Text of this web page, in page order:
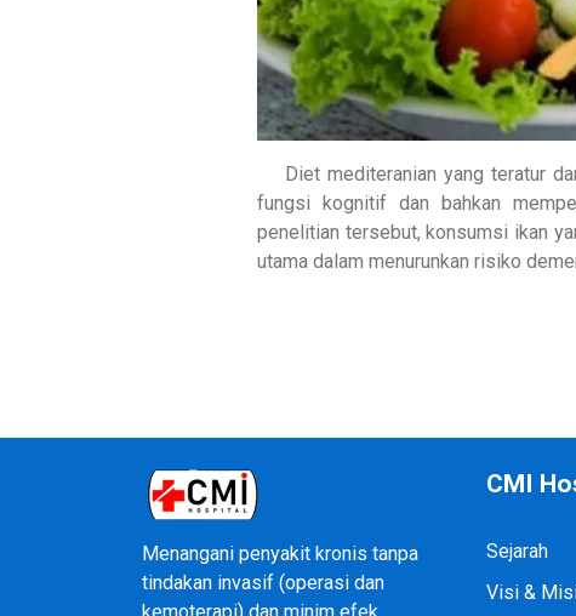
Diet mediteranian yang teratur
fungsi kognitif dan bahkan
penelitian tersebut, konsumsi ikan
utama dalam menurunkan risiko
Menangani penyakit kronis tanpa
tindakan invasif (operasi dan
CMI
Sejarah
Visi &